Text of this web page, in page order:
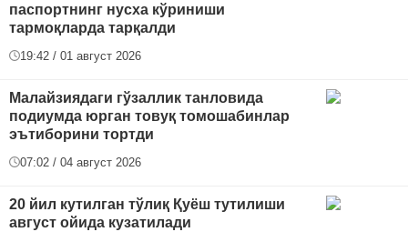
паспортнинг нусха кўриниши
тармоқларда тарқалди
19:42 / 01 август 2026
Малайзиядаги гўзаллик танловида
подиумда юрган товуқ томошабинлар
эътиборини тортди
07:02 / 04 август 2026
20 йил кутилган тўлиқ Қуёш тутилиши
август ойида кузатилади